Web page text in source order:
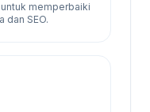
memperbaiki
dan SEO.